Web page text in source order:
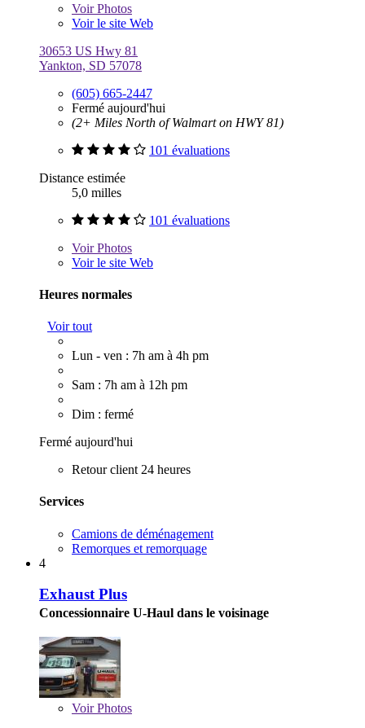
VoirPhotos
Voir le site Web
30653 US Hwy 81
Yankton, SD 57078
(605) 665-2447
Fermé aujourd'hui
(2+ Miles North of Walmart on HWY 81)
101 évaluations
Distance estimée
5,0 milles
101 évaluations
VoirPhotos
Voir le site Web
Heures normales
Voir tout
Lun - ven : 7h am à 4h pm
Sam : 7h am à 12h pm
Dim : fermé
Fermé aujourd'hui
Retour client 24 heures
Services
Camions de déménagement
Remorques et remorquage
4
Exhaust Plus
Concessionnaire U-Haul dans le voisinage
VoirPhotos